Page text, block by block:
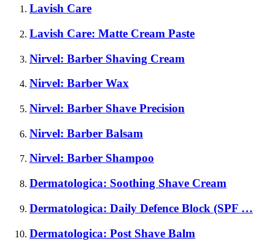
Lavish Care
Lavish Care: Matte Cream Paste
Nirvel: Barber Shaving Cream
Nirvel: Barber Wax
Nirvel: Barber Shave Precision
Nirvel: Barber Balsam
Nirvel: Barber Shampoo
Dermatologica: Soothing Shave Cream
Dermatologica: Daily Defence Block (SPF …
Dermatologica: Post Shave Balm